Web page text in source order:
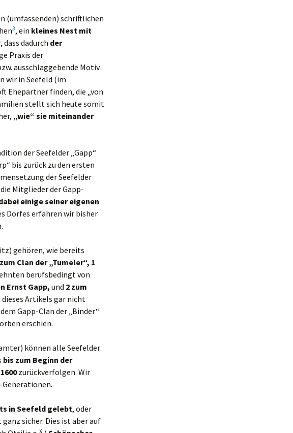
(umfassenden) schriftlichen
3, ein kleines Nest mit
dass dadurch der
Praxis der
ausschlaggebende Motiv
wir in Seefeld (im
Ehepartner finden, die „von
stellt sich heute somit
„wie“ sie miteinander
der Seefelder „Gapp“
bis zurück zu den ersten
der Seefelder
Mitglieder der Gapp-
einige seiner eigenen
Dorfes erfahren wir bisher
gehören, wie bereits
Clan der „Tumeler“, 1
berufsbedingt von
Ernst Gapp,und 2 zum
dieses Artikels gar nicht
Gapp-Clan der „Binder“
erschien.
können alle Seefelder
bis zum Beginn der
zurückverfolgen. Wir
in Seefeld gelebt, oder
sicher. Dies ist aber auf